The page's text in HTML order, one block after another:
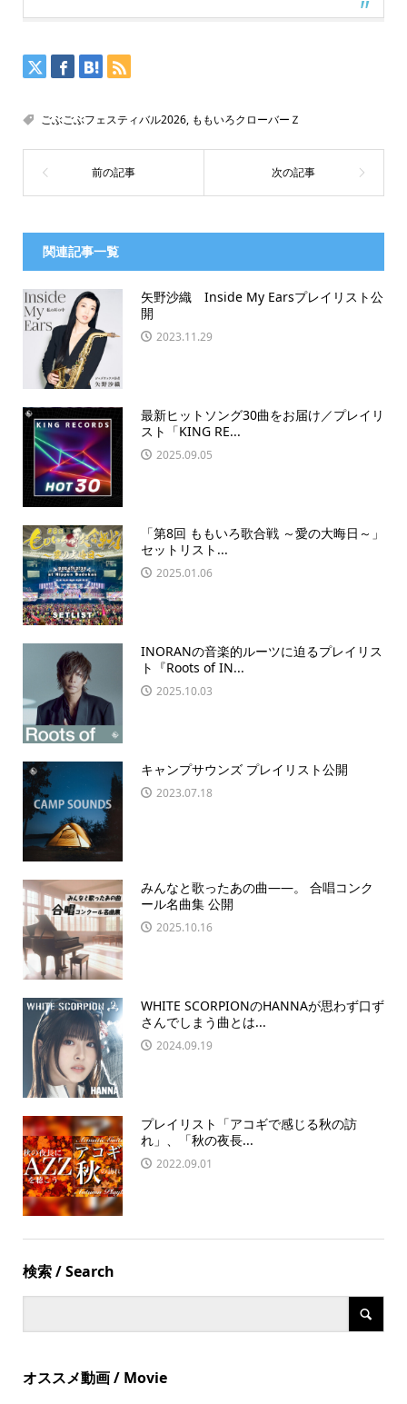
ごぶごぶフェスティバル2026, ももいろクローバーＺ
関連記事一覧
矢野沙織 Inside My Earsプレイリスト公
開
2023.11.29
最新ヒットソング30曲をお届け／プレイリ
スト「KING RE...
2025.09.05
「第8回 ももいろ歌合戦 ～愛の大晦日～」
セットリスト...
2025.01.06
INORANの音楽的ルーツに迫るプレイリス
ト『Roots of IN...
2025.10.03
キャンプサウンズ プレイリスト公開
2023.07.18
みんなと歌ったあの曲――。 合唱コンク
ール名曲集 公開
2025.10.16
WHITE SCORPIONのHANNAが思わず口ず
さんでしまう曲とは...
2024.09.19
プレイリスト「アコギで感じる秋の訪
れ」、「秋の夜長...
2022.09.01
検索 / Search
オススメ動画 / Movie